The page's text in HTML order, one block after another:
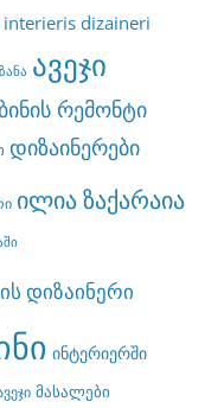
interieris dizaineri
ავეჯი
რემონტი
დიზაინერები
ილია ზაქარაია
დიზაინერი
ინტერიერში
მასალები